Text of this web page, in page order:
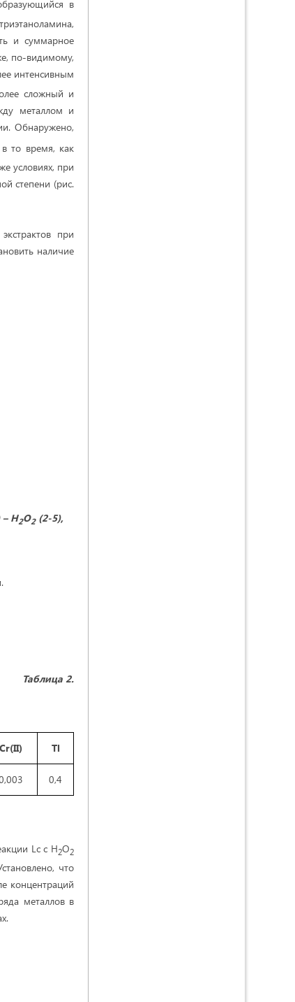
в
и суммарное
по-видимому,
интенсивным
сложный и
металлом и
Обнаружено,
то время, как
условиях, при
степени (рис.
при
наличие
H2O2(2-5),
Таблица 2.
Cr(II) Tl
0,4
Lc с Н2О2
что
концентраций
металлов в